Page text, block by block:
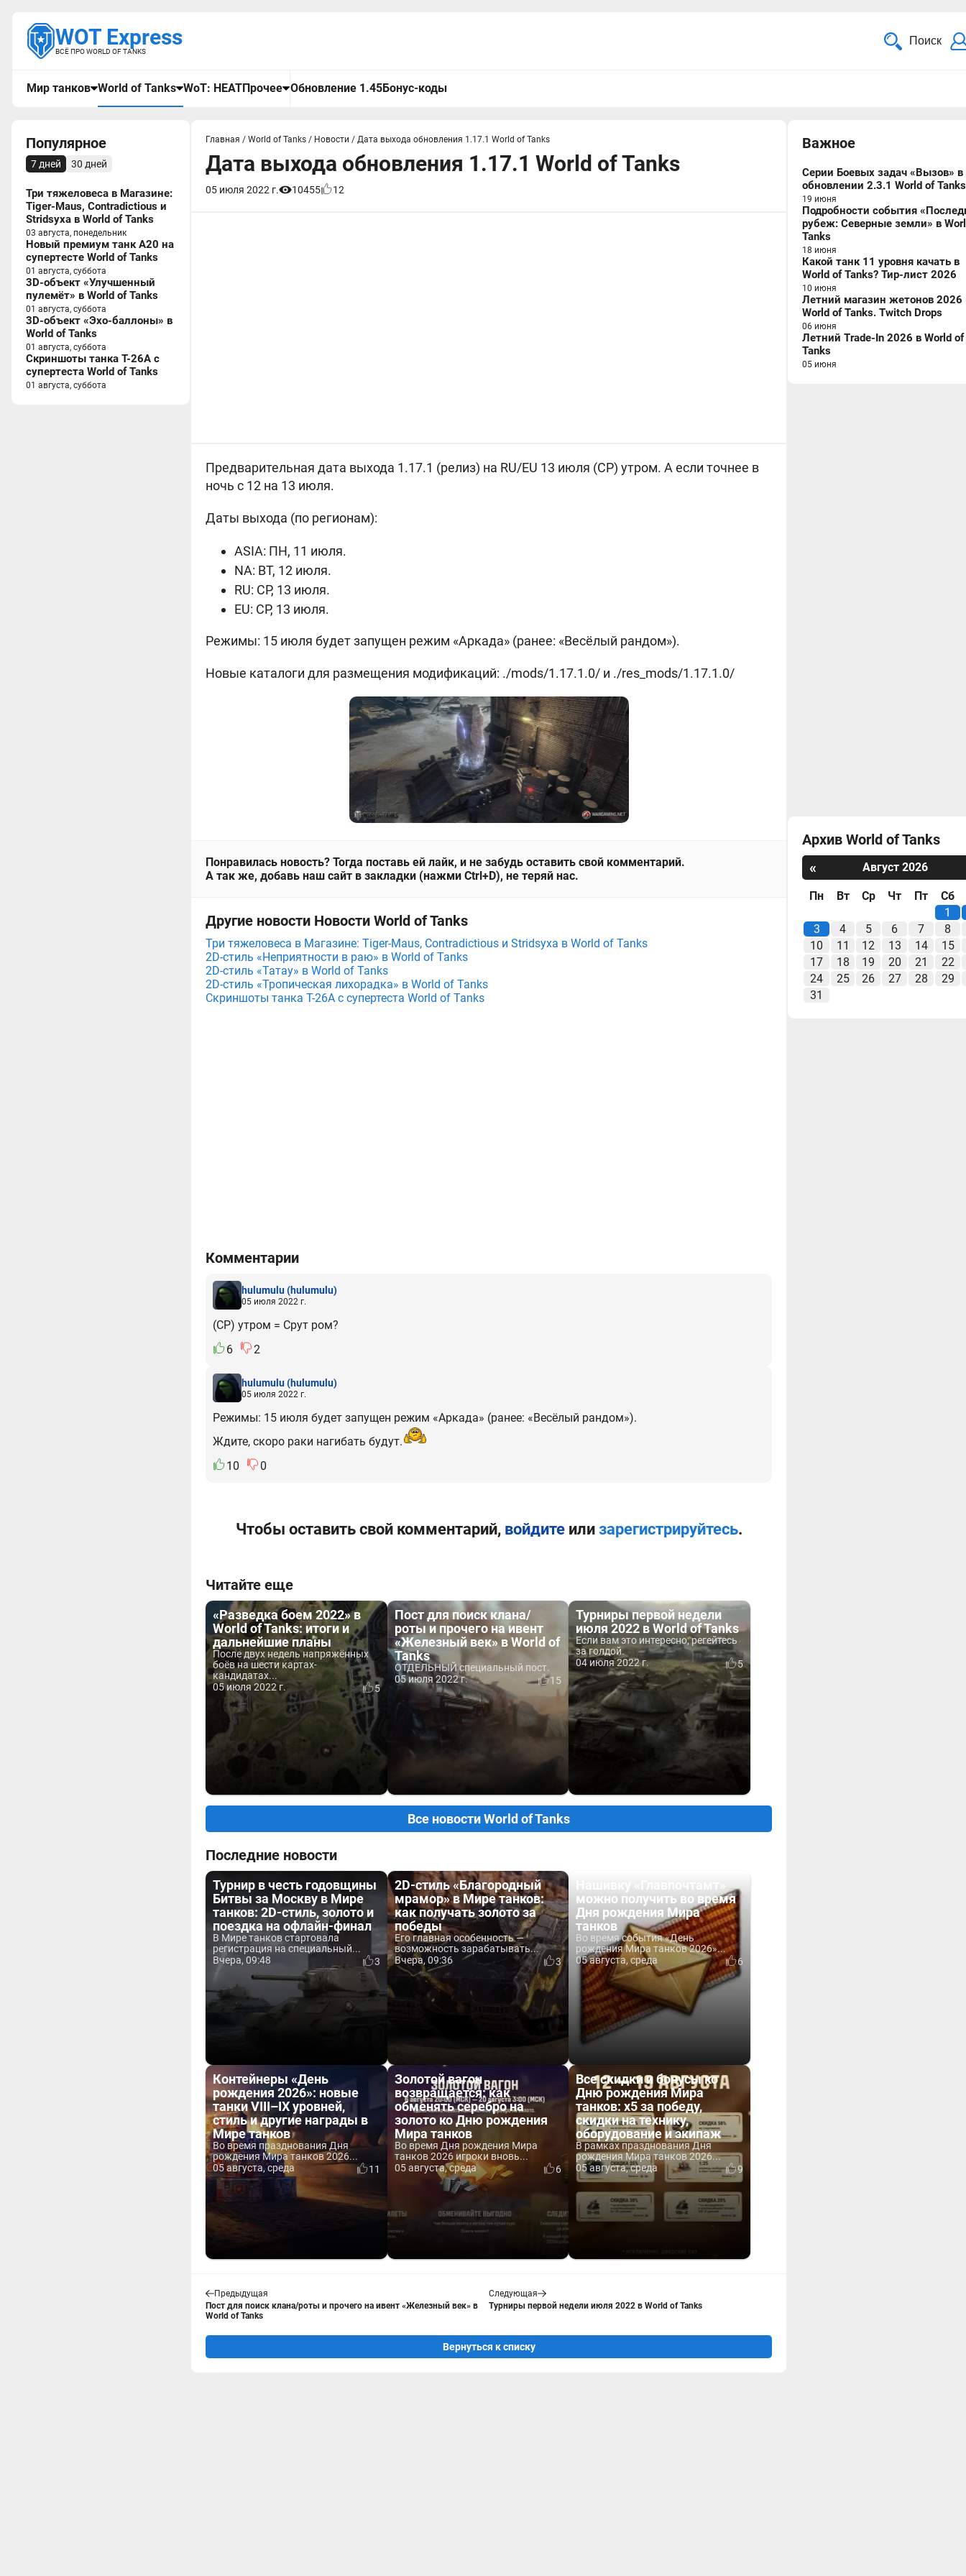
WOT Express
ВСЁ ПРО WORLD OF TANKS
Поиск
Мир танков World of Tanks WoT: HEATПрочее Обновление 1.45Бонус-коды
Популярное
7 дней 30 дней
Три тяжеловеса в Магазине:
Tiger-Maus, Contradictious и
Stridsyxa в World of Tanks
03 августа, понедельник
Новый премиум танк A20 на
супертесте World of Tanks
01 августа, суббота
3D-объект «Улучшенный
пулемёт» в World of Tanks
01 августа, суббота
3D-объект «Эхо-баллоны» в
World of Tanks
01 августа, суббота
Скриншоты танка T-26A с
супертеста World of Tanks
01 августа, суббота
Главная / World of Tanks / Новости / Дата выхода обновления 1.17.1 World of Tanks
Дата выхода обновления 1.17.1 World of Tanks
05 июля 2022 г. 10455 12
Предварительная дата выхода 1.17.1 (релиз) на RU/EU 13 июля (СР) утром. А если точнее в
ночь с 12 на 13 июля.
Даты выхода (по регионам):
ASIA: ПН, 11 июля.
NA: ВТ, 12 июля.
RU: СР, 13 июля.
EU: СР, 13 июля.
Режимы: 15 июля будет запущен режим «Аркада» (ранее: «Весёлый рандом»).
Новые каталоги для размещения модификаций: ./mods/1.17.1.0/ и ./res_mods/1.17.1.0/
Понравилась новость? Тогда поставь ей лайк, и не забудь оставить свой комментарий.
А так же, добавь наш сайт в закладки (нажми Ctrl+D), не теряй нас.
Другие новости Новости World of Tanks
Три тяжеловеса в Магазине: Tiger-Maus, Contradictious и Stridsyxa в World of Tanks
2D-стиль «Неприятности в раю» в World of Tanks
2D-стиль «Татау» в World of Tanks
2D-стиль «Тропическая лихорадка» в World of Tanks
Скриншоты танка T-26A с супертеста World of Tanks
Комментарии
hulumulu(hulumulu)
05 июля 2022 г.
(СР) утром = Срут ром?
6
2
hulumulu(hulumulu)
05 июля 2022 г.
Режимы: 15 июля будет запущен режим «Аркада» (ранее: «Весёлый рандом»).
Ждите, скоро раки нагибать будут.
10
0
Чтобы оставить свой комментарий, войдитеили зарегистрируйтесь.
Читайте еще
«Разведка боем 2022» в
World of Tanks: итоги и
дальнейшие планы
После двух недель напряжённых
боёв на шести картах-
кандидатах...
05 июля 2022 г.
5
Пост для поиск клана/
роты и прочего на ивент
«Железный век» в World of
Tanks
ОТДЕЛЬНЫЙ специальный пост.
05 июля 2022 г.
15
Турниры первой недели
июля 2022 в World of Tanks
Если вам это интересно, регейтесь
за голдой.
04 июля 2022 г.
5
Все новости World of Tanks
Последние новости
Турнир в честь годовщины
Битвы за Москву в Мире
танков: 2D-стиль, золото и
поездка на офлайн-финал
В Мире танков стартовала
регистрация на специальный...
Вчера, 09:48
3
2D-стиль «Благородный
мрамор» в Мире танков:
как получать золото за
победы
Его главная особенность —
возможность зарабатывать...
Вчера, 09:36
3
Нашивку «Главпочтамт»
можно получить во время
Дня рождения Мира
танков
Во время события «День
рождения Мира танков 2026»...
05 августа, среда
6
Контейнеры «День
рождения 2026»: новые
танки VIII–IX уровней,
стиль и другие награды в
Мире танков
Во время празднования Дня
рождения Мира танков 2026...
05 августа, среда
11
Золотой вагон
возвращается: как
обменять серебро на
золото ко Дню рождения
Мира танков
Во время Дня рождения Мира
танков 2026 игроки вновь...
05 августа, среда
6
Все скидки и бонусы ко
Дню рождения Мира
танков: x5 за победу,
скидки на технику,
оборудование и экипаж
В рамках празднования Дня
рождения Мира танков 2026...
05 августа, среда
9
Предыдущая
Пост для поиск клана/роты и прочего на ивент «Железный век» в
World of Tanks
Следующая
Турниры первой недели июля 2022 в World of Tanks
Вернуться к списку
Важное
Серии Боевых задач «Вызов» в
обновлении 2.3.1 World of Tanks
19 июня
Подробности события
рубеж: Северные земли» в
Tanks
18 июня
Какой танк 11 уровня качать в
World of Tanks? Тир-лист 2026
10 июня
Летний магазин жетонов 2026
World of Tanks. Twitch Drops
06 июня
Летний Trade-In 2026 в World of
Tanks
05 июня
Архив World of Tanks
«
Август 2026
Пн Вт Ср Чт Пт
Сб
1
3
4 5 6 7
8
10
11 12 13 14
15
17
18 19 20 21
22
24
25 26 27 28
29
31